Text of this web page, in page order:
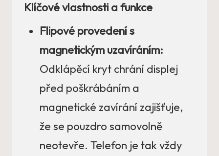
Klíčové vlastnosti a funkce
Flipové provedení s
magnetickým uzavíráním:
Odklápěcí kryt chrání displej
před poškrábáním a
magnetické zavírání zajišťuje,
že se pouzdro samovolně
neotevře. Telefon je tak vždy